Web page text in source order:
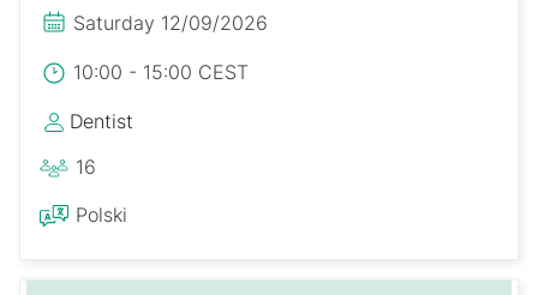
Saturday 12/09/2026
10:00 - 15:00 CEST
Dentist
16
Polski